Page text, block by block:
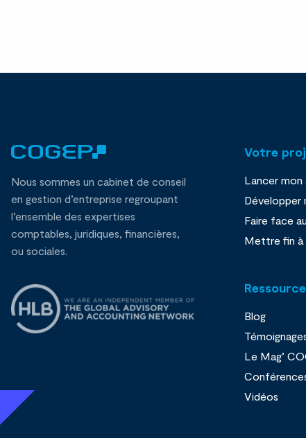
Nous sommes un cabinet de conseil
en gestion d’entreprise regroupant
l’ensemble des expertises
comptables, juridiques, financières,
ou sociales.
Votre
Lancer
Développer
Faire face
Mettre fin à
Blog
Le Mag’
Vidéos